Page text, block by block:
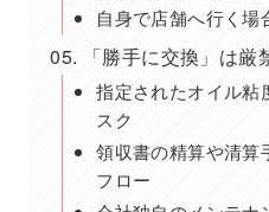
自身で店舗へ行く場
「勝手に交換」は
指定されたオイル粘
スク
領収書の精算や清算
フロー